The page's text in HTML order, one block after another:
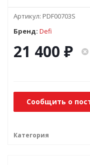
Артикул: PDF00703S
Бренд: Defi
21 400 ₽
Сообщить о
Категория